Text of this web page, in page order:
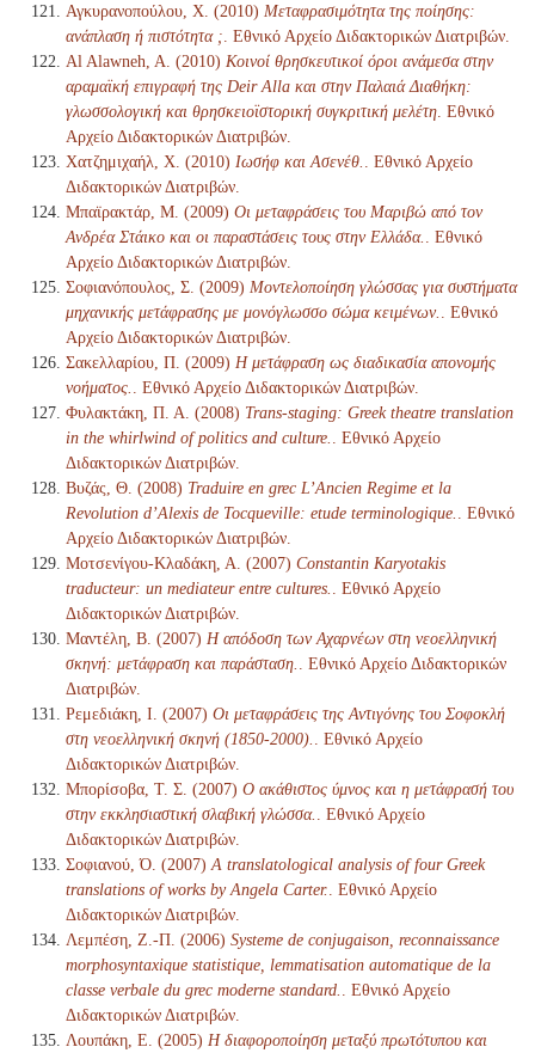
Αγκυρανοπούλου, Χ. (2010) Μεταφρασιμότητα της ποίησης:
ανάπλαση ή πιστότητα ; . Εθνικό Αρχείο Διδακτορικών Διατριβών.
Al Alawneh, A. (2010) Κοινοί θρησκευτικοί όροι ανάμεσα στην
αραμαϊκή επιγραφή της Deir Alla και στην Παλαιά Διαθήκη:
γλωσσολογική και θρησκειοϊστορική συγκριτική μελέτη . Εθνικό
Αρχείο Διδακτορικών Διατριβών.
Χατζημιχαήλ, Χ. (2010) Ιωσήφ και Ασενέθ.
. Εθνικό Αρχείο
Διδακτορικών Διατριβών.
Μπαϊρακτάρ, Μ. (2009) Οι μεταφράσεις του Μαριβώ από τον
Ανδρέα Στάικο και οι παραστάσεις τους στην Ελλάδα.
. Εθνικό
Αρχείο Διδακτορικών Διατριβών.
Σοφιανόπουλος, Σ. (2009) Μοντελοποίηση γλώσσας για συστήματα
μηχανικής μετάφρασης με μονόγλωσσο σώμα κειμένων.
. Εθνικό
Αρχείο Διδακτορικών Διατριβών.
Σακελλαρίου, Π. (2009) Η μετάφραση ως διαδικασία απονομής
νοήματος.
. Εθνικό Αρχείο Διδακτορικών Διατριβών.
Φυλακτάκη, Π. Α. (2008) Trans-staging: Greek theatre translation
in the whirlwind of politics and culture.
. Εθνικό Αρχείο
Διδακτορικών Διατριβών.
Βυζάς, Θ. (2008) Traduire en grec L’Ancien Regime et la
Revolution d’Alexis de Tocqueville: etude terminologique.
. Εθνικό
Αρχείο Διδακτορικών Διατριβών.
Μοτσενίγου-Κλαδάκη, Α. (2007) Constantin Karyotakis
traducteur: un mediateur entre cultures.
. Εθνικό Αρχείο
Διδακτορικών Διατριβών.
Μαντέλη, Β. (2007) Η απόδοση των Αχαρνέων στη νεοελληνική
σκηνή: μετάφραση και παράσταση.
. Εθνικό Αρχείο Διδακτορικών
Διατριβών.
Ρεμεδιάκη, Ι. (2007) Οι μεταφράσεις της Αντιγόνης του Σοφοκλή
στη νεοελληνική σκηνή (1850-2000).
. Εθνικό Αρχείο
Διδακτορικών Διατριβών.
Μπορίσοβα, Τ. Σ. (2007) Ο ακάθιστος ύμνος και η μετάφρασή του
στην εκκλησιαστική σλαβική γλώσσα.
. Εθνικό Αρχείο
Διδακτορικών Διατριβών.
Σοφιανού, Ό. (2007) A translatological analysis of four Greek
translations of works by Angela Carter. . Εθνικό Αρχείο
Διδακτορικών Διατριβών.
Λεμπέση, Ζ.-Π. (2006) Systeme de conjugaison, reconnaissance
morphosyntaxique statistique, lemmatisation automatique de la
classe verbale du grec moderne standard.
. Εθνικό Αρχείο
Διδακτορικών Διατριβών.
Λουπάκη, Ε. (2005) Η διαφοροποίηση μεταξύ πρωτότυπου και